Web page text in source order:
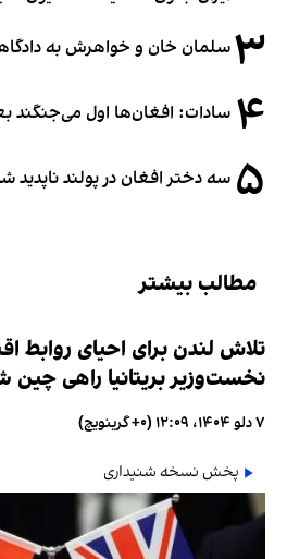
۳سلمان خان و خواهرش به
۴ سادات: افغان‌ها اول می‌جنگند
۵ سه دختر افغان در پولند ناپدید
مطالب بیشتر
تلاش لندن برای احیای روابط
نخست‌وزیر بریتانیا راهی چین
۷ دلو ۱۴۰۴، ۱۲:۰۹ (‎+۰ گرینویچ)
پخش نسخه شنیداری